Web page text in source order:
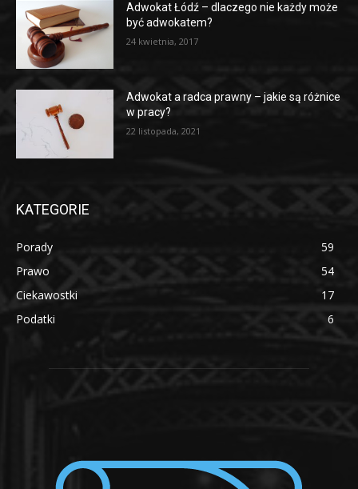
Adwokat Łódź – dlaczego nie każdy może
być adwokatem?
24 kwietnia, 2017
Adwokat a radca prawny – jakie są różnice
w pracy?
22 listopada, 2021
KATEGORIE
Porady
59
Prawo
54
Ciekawostki
17
Podatki
6